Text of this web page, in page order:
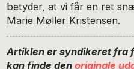
betyder, at vi får en ret
Marie Møller Kristensen.
Artiklen er syndikeret fra
kan finde denoriginale